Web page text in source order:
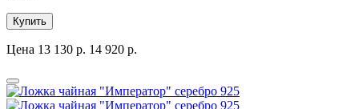
Купить
Цена 13 130 р. 14 920 р.